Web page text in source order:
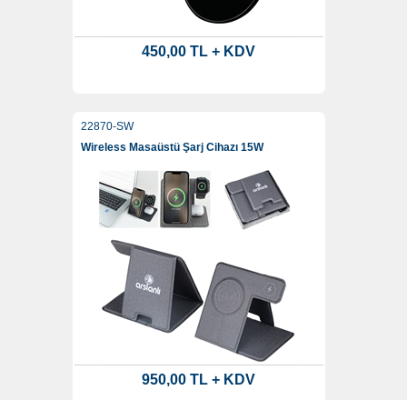
450,00 TL + KDV
22870-SW
Wireless Masaüstü Şarj Cihazı 15W
950,00 TL + KDV